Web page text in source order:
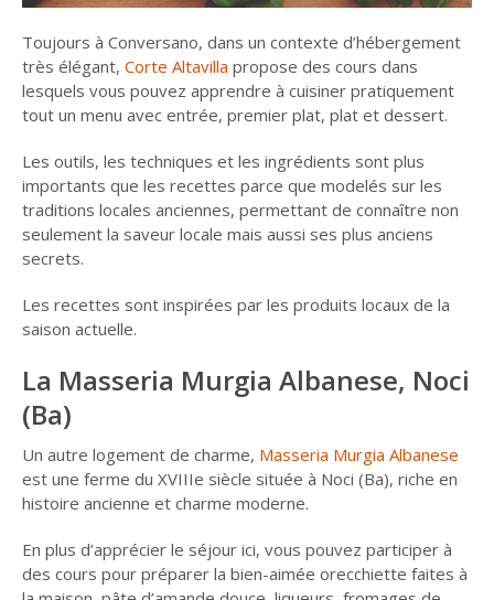
Toujours à Conversano, dans un contexte d’hébergement
très élégant, Corte Altavilla propose des cours dans
lesquels vous pouvez apprendre à cuisiner pratiquement
tout un menu avec entrée, premier plat, plat et dessert.
Les outils, les techniques et les ingrédients sont plus
importants que les recettes parce que modelés sur les
traditions locales anciennes, permettant de connaître non
seulement la saveur locale mais aussi ses plus anciens
secrets.
Les recettes sont inspirées par les produits locaux de la
saison actuelle.
La Masseria Murgia Albanese, Noci
(Ba)
Un autre logement de charme, Masseria Murgia Albanese
est une ferme du XVIIIe siècle située à Noci (Ba), riche en
histoire ancienne et charme moderne.
En plus d’apprécier le séjour ici, vous pouvez participer à
des cours pour préparer la bien-aimée orecchiette faites à